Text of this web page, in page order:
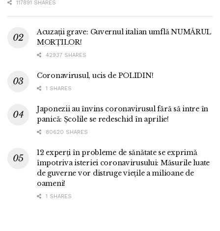
117891 SHARES
Acuzații grave: Guvernul italian umflă NUMĂRUL
MORȚILOR!
42937 SHARES
Coronavirusul, ucis de POLIDIN!
1 SHARES
Japonezii au învins coronavirusul fără să intre în
panică: Școlile se redeschid în aprilie!
80620 SHARES
12 experți în probleme de sănătate se exprimă
împotriva isteriei coronavirusului: Măsurile luate
de guverne vor distruge viețile a milioane de
oameni!
1 SHARES